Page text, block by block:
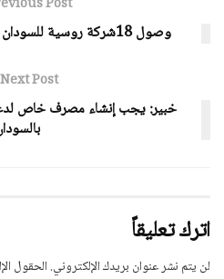
وصول 18شركة روسية للسودان للاستثمار في هذه المجالات
Next Post
خبير: يجب إنشاء مصرف خاص
اترك تعليقاً
لن يتم نشر عنوان بريدك الإلكتروني. الحقول